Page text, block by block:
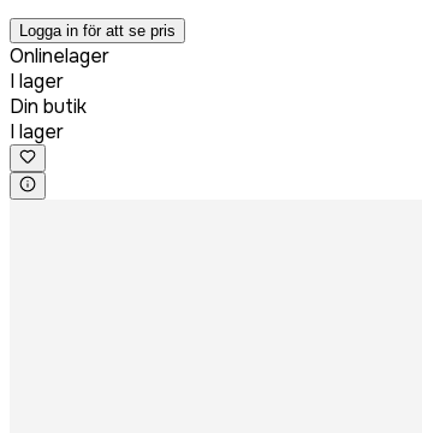
Logga in för att se pris
Onlinelager
I lager
Din butik
I lager